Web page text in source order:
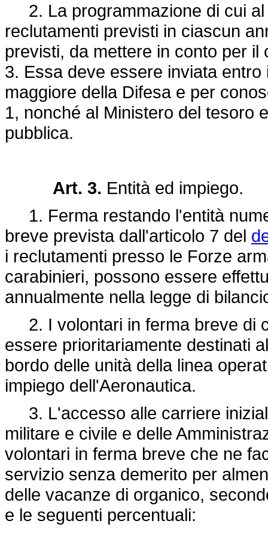
2. La programmazione di cui al
reclutamenti previsti in ciascun
previsti, da mettere in conto per
3. Essa deve essere inviata
maggiore della Difesa e per
1, nonché al Ministero del tesoro
pubblica.
Art. 3. Entità ed impiego.
1. Ferma restando l'entità
breve prevista dall'articolo 7 del
i reclutamenti presso le Forze
carabinieri, possono essere
annualmente nella legge di
2. I volontari in ferma breve di
essere prioritariamente destinati
bordo delle unità della linea
impiego dell'Aeronautica.
3. L'accesso alle carriere
militare e civile e delle
volontari in ferma breve che ne
servizio senza demerito per
delle vacanze di organico,
e le seguenti percentuali: